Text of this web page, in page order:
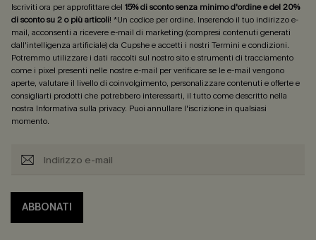
Iscriviti ora per approfittare del 15% di sconto senza minimo d'ordine e del 20%
di sconto su 2 o più articoli! *Un codice per ordine. Inserendo il tuo indirizzo e-
mail, acconsenti a ricevere e-mail di marketing (compresi contenuti generati
dall'intelligenza artificiale) da Cupshe e accetti i nostri Termini e condizioni.
Potremmo utilizzare i dati raccolti sul nostro sito e strumenti di tracciamento
come i pixel presenti nelle nostre e-mail per verificare se le e-mail vengono
aperte, valutare il livello di coinvolgimento, personalizzare contenuti e offerte e
consigliarti prodotti che potrebbero interessarti, il tutto come descritto nella
nostra Informativa sulla privacy. Puoi annullare l'iscrizione in qualsiasi
momento.
ABBONATI